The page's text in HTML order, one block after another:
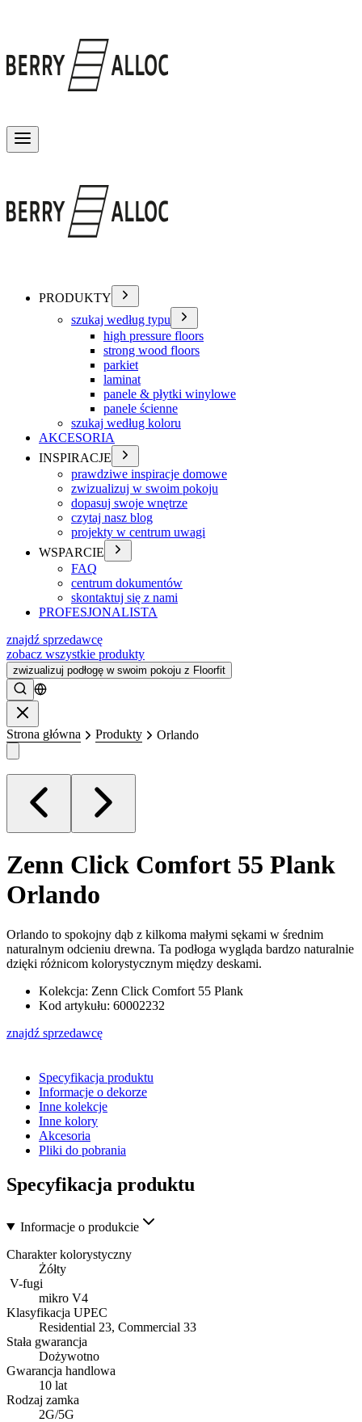
PRODUKTY
szukaj według typu
high pressure floors
strong wood floors
parkiet
laminat
panele & płytki winylowe
panele ścienne
szukaj według koloru
AKCESORIA
INSPIRACJE
prawdziwe inspiracje domowe
zwizualizuj w swoim pokoju
dopasuj swoje wnętrze
czytaj nasz blog
projekty w centrum uwagi
WSPARCIE
FAQ
centrum dokumentów
skontaktuj się z nami
PROFESJONALISTA
znajdź sprzedawcę
zobacz wszystkie produkty
zwizualizuj podłogę w swoim pokoju z Floorfit
Szukać
Strona główna Produkty Orlando
Zenn Click Comfort 55 Plank
Orlando
Orlando to spokojny dąb z kilkoma małymi sękami w średnim
naturalnym odcieniu drewna. Ta podłoga wygląda bardzo naturalnie
dzięki różnicom kolorystycznym między deskami.
Kolekcja: Zenn Click Comfort 55 Plank
Kod artykułu: 60002232
znajdź sprzedawcę
Specyfikacja produktu
Informacje o dekorze
Inne kolekcje
Inne kolory
Akcesoria
Pliki do pobrania
Specyfikacja produktu
Informacje o produkcie
Charakter kolorystyczny
Żółty
V-fugi
mikro V4
Klasyfikacja UPEC
Residential 23, Commercial 33
Stała gwarancja
Dożywotno
Gwarancja handlowa
10 lat
Rodzaj zamka
2G/5G